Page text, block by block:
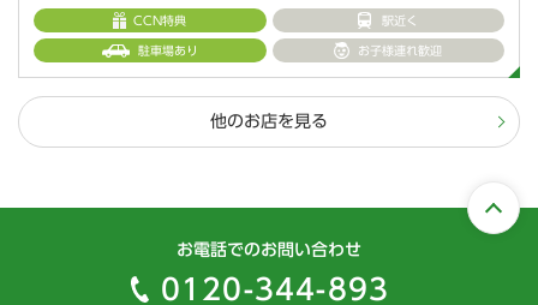
CCN特典 駅近く
駐車場あり お子様連れ歓迎
他のお店を見る
お電話でのお問い合わせ
0120-344-893